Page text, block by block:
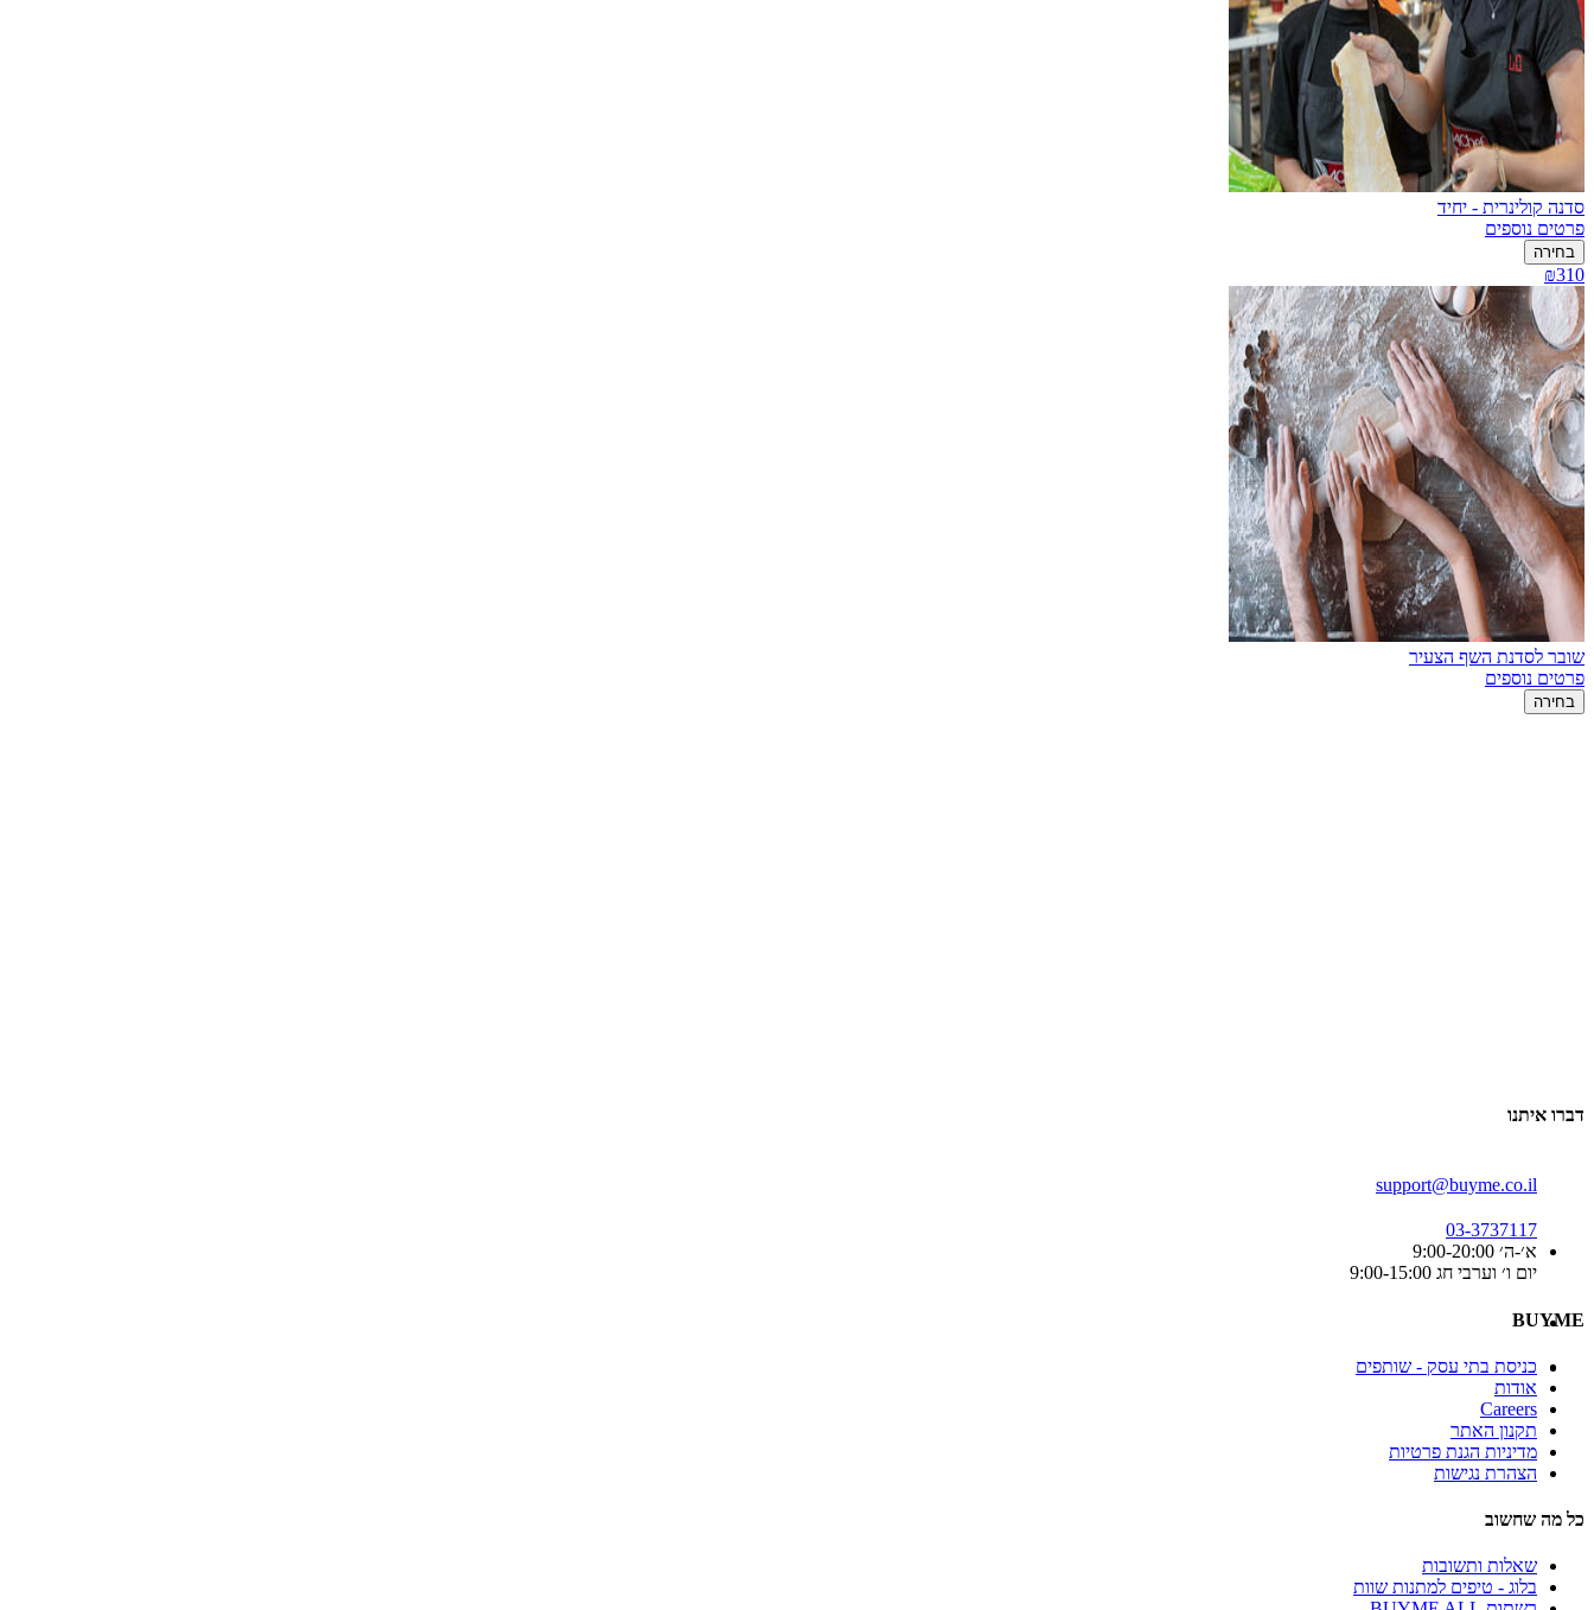
סדנה קולינרית - יחיד
פרטים נוספים
בחירה
₪310
שובר לסדנת השף הצעיר
פרטים נוספים
בחירה
דברו איתנו
support@buyme.co.il
03-3737117
א׳-ה׳ 9:00-20:00
יום ו׳ וערבי חג 9:00-15:00
BUYME
כניסת בתי עסק - שותפים
אודות
Careers
תקנון האתר
מדיניות הגנת פרטיות
הצהרת נגישות
כל מה שחשוב
שאלות ותשובות
בלוג - טיפים למתנות שוות